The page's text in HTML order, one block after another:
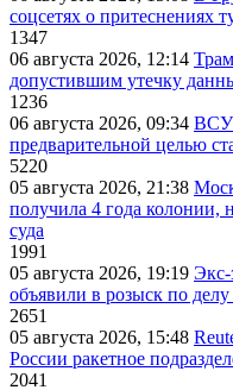
соцсетях о притеснениях
1347
06 августа 2026, 12:14
допустившим утечку
1236
06 августа 2026, 09:34 ВСУ
предварительной целью
5220
05 августа 2026, 21:38
получила 4 года колонии,
суда
1991
05 августа 2026, 19:19
объявили в розыск по
2651
05 августа 2026, 15:48
России ракетное
2041